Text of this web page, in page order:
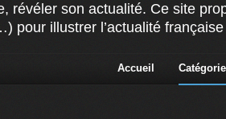
révéler son actualité. Ce site
pour illustrer l’actualité
Accueil